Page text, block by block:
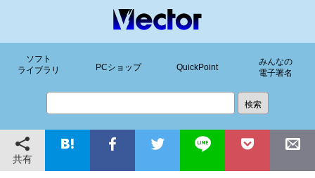
ソフト
ライブラリ
PCショップ QuickPoint
みんなの
電子署名
共有